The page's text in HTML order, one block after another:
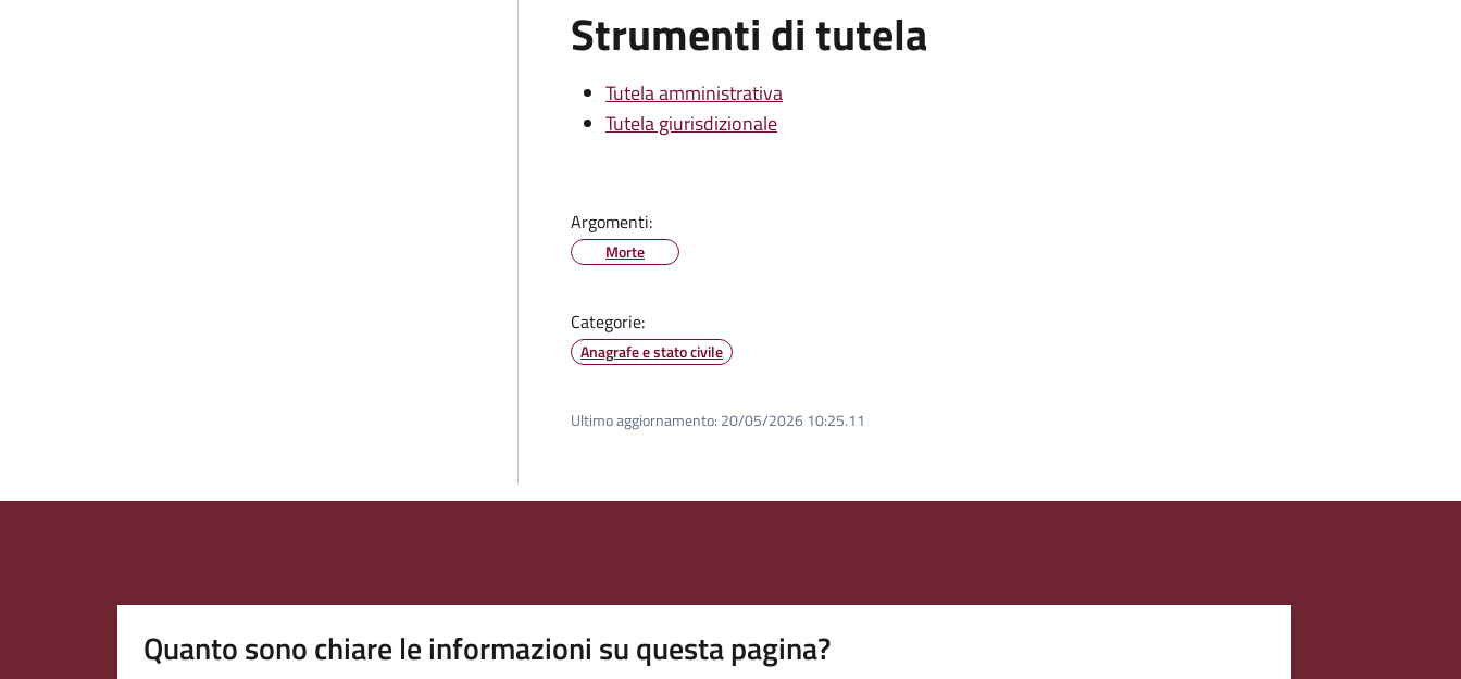
Strumenti di tutela
Tutela amministrativa
Tutela giurisdizionale
Argomenti:
Morte
Categorie:
Anagrafe e stato civile
Ultimo aggiornamento: 20/05/2026 10:25.11
Quanto sono chiare le informazioni su questa pagina?